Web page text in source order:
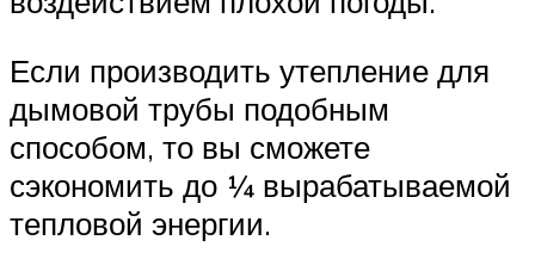
Если производить утепление для
дымовой трубы подобным
способом, то вы сможете
сэкономить до ¼ вырабатываемой
тепловой энергии.